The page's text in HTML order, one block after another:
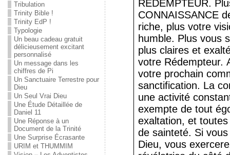
Tribulation
Trinity Bible !
Trinity EdP !
Typologie
Un beau cadeau gratuit
délicieusement excitant
personnalisé
Un message dans les
chiffres de Pi
Un Sanctuaire Terrestre pour
Dieu
Un Seul Vrai Dieu
Une Étude Détaillée de
Daniel 11
Une Réponse à un
Document de la Trinité
Une Surprise Écrasante
URIM et THUMMIM
RÉDEMPTEUR.
CONNAISSANCE
riche, plus votre
humble. Plus vous
plus claires et
votre Rédempteur.
votre prochain
sanctification. La
une activité
exempte de tout
exaltation, et
de sainteté. Si
Dieu, vous